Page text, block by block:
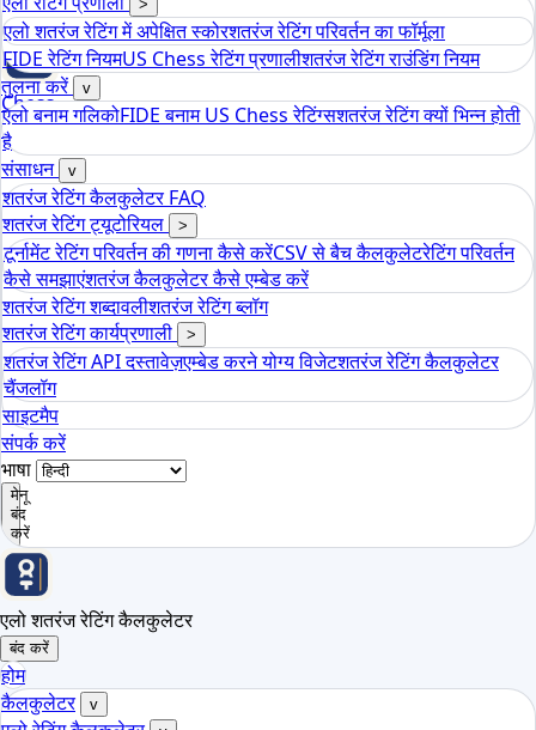
Chess
tools
एलो शतरंज रेटिंग कैलकुलेटर
>
एलो शतरंज रेटिंग में अपेक्षित स्कोरशतरंज रेटिंग परिवर्तन का फॉर्मूला
FIDE रेटिंग नियमUS Chess रेटिंग प्रणालीशतरंज रेटिंग राउंडिंग नियम
तुलना करें
v
एलो बनाम गलिकोFIDE बनाम US Chess रेटिंग्सशतरंज रेटिंग क्यों भिन्न होती
है
संसाधन
v
शतरंज रेटिंग कैलकुलेटर FAQ
शतरंज रेटिंग ट्यूटोरियल
>
टूर्नामेंट रेटिंग परिवर्तन की गणना कैसे करेंCSV से बैच कैलकुलेटरेटिंग परिवर्तन
कैसे समझाएंशतरंज कैलकुलेटर कैसे एम्बेड करें
शतरंज रेटिंग शब्दावलीशतरंज रेटिंग ब्लॉग
शतरंज रेटिंग कार्यप्रणाली
>
शतरंज रेटिंग API दस्तावेज़एम्बेड करने योग्य विजेटशतरंज रेटिंग कैलकुलेटर
चैंजलॉग
साइटमैप
संपर्क करें
भाषा
मेनू
बंद
करें
एलो शतरंज रेटिंग कैलकुलेटर
बंद करें
होम
कैलकुलेटर
v